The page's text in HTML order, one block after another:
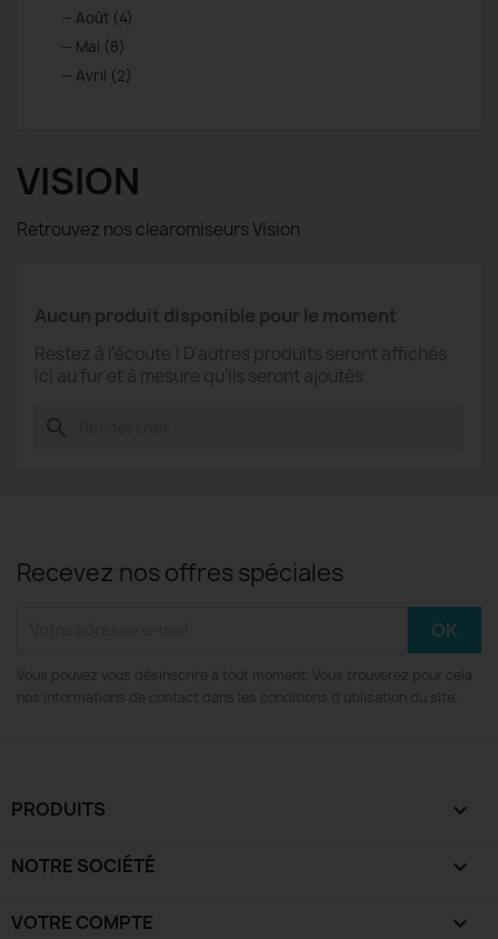
Août (4)
Mai (8)
Avril (2)
VISION
Retrouvez nos clearomiseurs Vision
Aucun produit disponible pour le moment
Restez à l'écoute ! D'autres produits seront affichés
ici au fur et à mesure qu'ils seront ajoutés.
search
Recevez nos offres spéciales
Vous pouvez vous désinscrire à tout moment. Vous trouverez pour cela
nos informations de contact dans les conditions d'utilisation du site.
PRODUITS 
NOTRE SOCIÉTÉ 
VOTRE COMPTE 